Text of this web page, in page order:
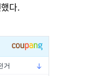
다.